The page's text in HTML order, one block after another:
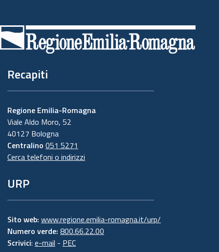
di
pagina
Recapiti
Regione Emilia-Romagna
Viale Aldo Moro, 52
40127 Bologna
Centralino 051 5271
Cerca telefoni o indirizzi
URP
Sito web: www.regione.emilia-romagna.it/urp/
Numero verde: 800.66.22.00
Scrivici: e-mail - PEC